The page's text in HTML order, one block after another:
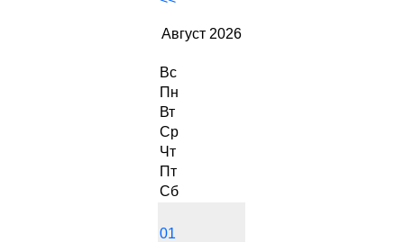
Август 2026
Вс
Пн
Вт
Ср
Чт
Пт
Сб
01